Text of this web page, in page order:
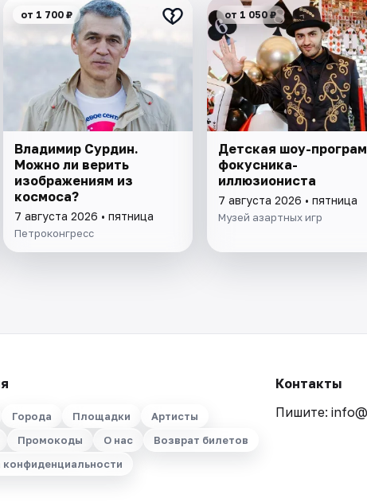
от 1 700 ₽
Владимир Сурдин.
Можно ли верить
изображениям из
космоса?
7 августа 2026 • пятница
Петроконгресс
от 1 050 ₽
Детская шоу-
фокусника-
иллюзиониста
7 августа 2026 • пятница
Музей азартных игр
Города Площадки
Артисты
Промокоды О нас
Возврат билетов
конфиденциальности
Контакты
Пишите: